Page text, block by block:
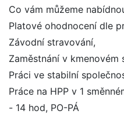
Co vám můžeme
Platové ohodnocení dle
Závodní stravování,
Zaměstnání v kmenovém
Práci ve stabilní
Práce na HPP v 1
- 14 hod, PO-PÁ